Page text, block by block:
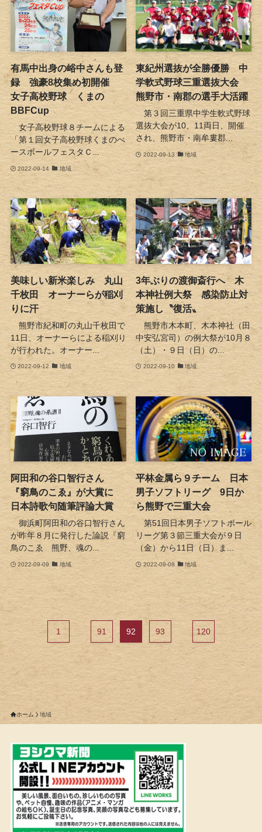
有馬中出身の峪中さんも登
録 強豪8校集め初開催
女子高校野球 くまの
BBFCup
女子高校野球８チームによる
「第１回女子高校野球くまのべ
ースボールフェスタＣ...
2022-09-14 地域
東紀州選抜が全勝優勝 中
学軟式野球三重選抜大会
熊野市・南郡の選手大活躍
第３回三重県中学生軟式野球
選抜大会が10、11両日、開催
され、熊野市・南牟婁郡...
2022-09-13 地域
美味しい新米楽しみ 丸山
千枚田 オーナーらが稲刈
りに汗
熊野市紀和町の丸山千枚田で
11日、オーナーらによる稲刈り
が行われた。オーナー...
2022-09-12 地域
3年ぶりの渡御斎行へ 木
本神社例大祭 感染防止対
策施し〝復活〟
熊野市木本町、木本神社（田
中安弘宮司）の例大祭が10月８
（土）・９日（日）の...
2022-09-10 地域
阿田和の谷口智行さん
『窮鳥のこゑ』が大賞に
日本詩歌句随筆評論大賞
御浜町阿田和の谷口智行さん
が昨年８月に発行した論説『窮
鳥のこゑ 熊野、魂の...
2022-09-09 地域
平林金属ら９チーム 日本
男子ソフトリーグ 9日か
ら熊野で三重大会
第51回日本男子ソフトボール
リーグ第３節三重大会が９日
（金）から11日（日）ま...
2022-09-08 地域
1 ... 91 92 93 ... 120
ホーム 地域